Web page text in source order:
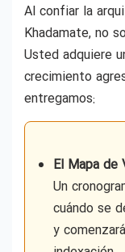
Al confiar la
Khadamate, no
Usted adquiere
crecimiento
entregamos:
El Mapa de
Un
cuándo se
y